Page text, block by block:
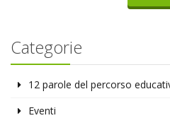
Categorie
12 parole del percorso
Eventi